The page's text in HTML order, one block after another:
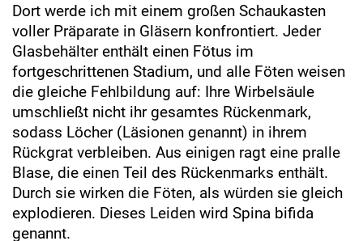
Dort werde ich mit einem großen Schaukasten
voller Präparate in Gläsern konfrontiert. Jeder
Glasbehälter enthält einen Fötus im
fortgeschrittenen Stadium, und alle Föten weisen
die gleiche Fehlbildung auf: Ihre Wirbelsäule
umschließt nicht ihr gesamtes Rückenmark,
sodass Löcher (Läsionen genannt) in ihrem
Rückgrat verbleiben. Aus einigen ragt eine pralle
Blase, die einen Teil des Rückenmarks enthält.
Durch sie wirken die Föten, als würden sie gleich
explodieren. Dieses Leiden wird Spina bifida
genannt.